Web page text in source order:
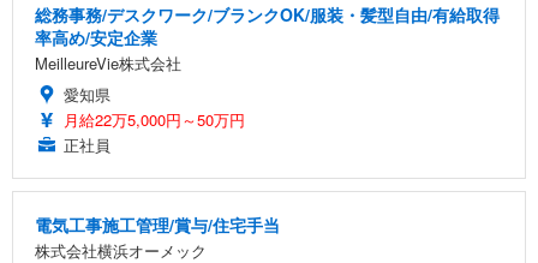
総務事務/デスクワーク/ブランクOK/服装・髪型自由/有給取得
率高め/安定企業
MeilleureVie株式会社
愛知県
月給22万5,000円～50万円
正社員
電気工事施工管理/賞与/住宅手当
株式会社横浜オーメック